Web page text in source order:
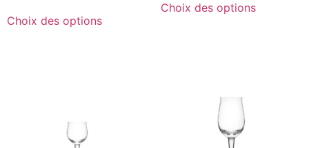
Choix des options
Choix des options